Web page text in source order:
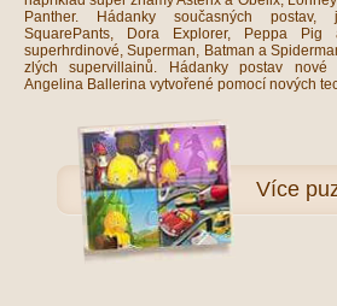
Panther. Hádanky současných
SquarePants, Dora Explorer, Peppa Pig
superhrdinové, Superman, Batman a
zlých supervillainů. Hádanky postav nové
Angelina Ballerina vytvořené pomocí nových
Více